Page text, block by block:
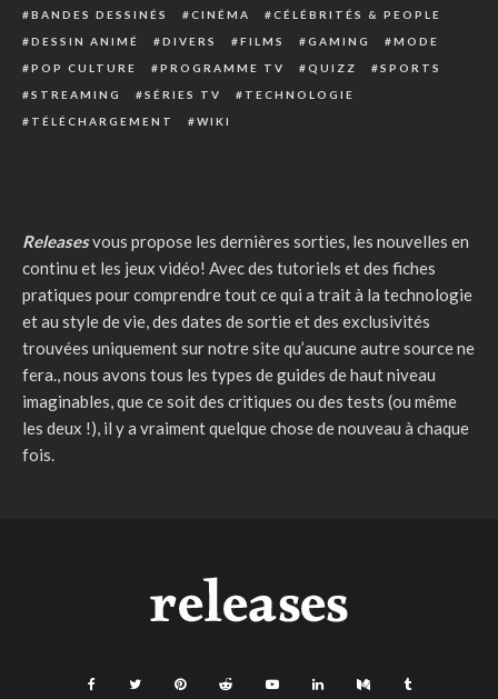
BANDES DESSINÉS
CINÉMA
CÉLÉBRITÉS & PEOPLE
DESSIN ANIMÉ
DIVERS FILMS GAMING
MODE
POP CULTURE
PROGRAMME TV QUIZZ
SPORTS
STREAMING
SÉRIES TV
TECHNOLOGIE
TÉLÉCHARGEMENT
WIKI
Releasesvous propose les dernières sorties, les nouvelles en
continu et les jeux vidéo! Avec des tutoriels et des fiches
pratiques pour comprendre tout ce qui a trait à la technologie
et au style de vie, des dates de sortie et des exclusivités
trouvées uniquement sur notre site qu’aucune autre source ne
fera., nous avons tous les types de guides de haut niveau
imaginables, que ce soit des critiques ou des tests (ou même
les deux !), il y a vraiment quelque chose de nouveau à chaque
fois.